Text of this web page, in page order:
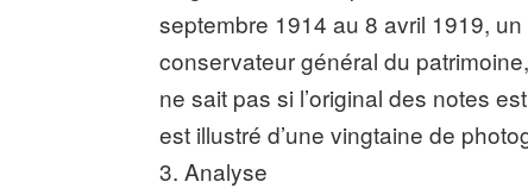
septembre 1914 au 8 avril 1919, un
conservateur général du
ne sait pas si l’original des notes
est illustré d’une vingtaine de
3. Analyse